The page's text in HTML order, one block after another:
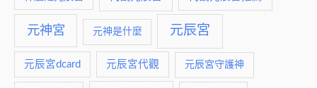
元神宮 元神是什麼 元辰宮
元辰宮dcard 元辰宮代觀 元辰宮守護神